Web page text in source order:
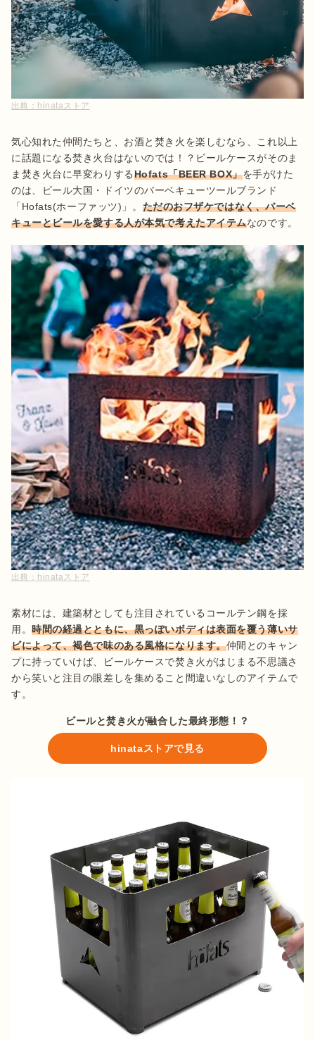
出典： hinataストア
気心知れた仲間たちと、お酒と焚き火を楽しむなら、これ以上
に話題になる焚き火台はないのでは！？ビールケースがそのま
ま焚き火台に早変わりするHofats「BEER BOX」を手がけた
のは、ビール大国・ドイツのバーベキューツールブランド
「Hofats(ホーファッツ)」。 ただのおフザケではなく、バーベ
キューとビールを愛する人が本気で考えたアイテムなのです。
出典： hinataストア
素材には、建築材としても注目されているコールテン鋼を採
用。時間の経過とともに、黒っぽいボディは表面を覆う薄いサ
ビによって、褐色で味のある風格になります。仲間とのキャン
プに持っていけば、ビールケースで焚き火がはじまる不思議さ
から笑いと注目の眼差しを集めること間違いなしのアイテムで
す。
ビールと焚き火が融合した最終形態！？
hinataストアで見る